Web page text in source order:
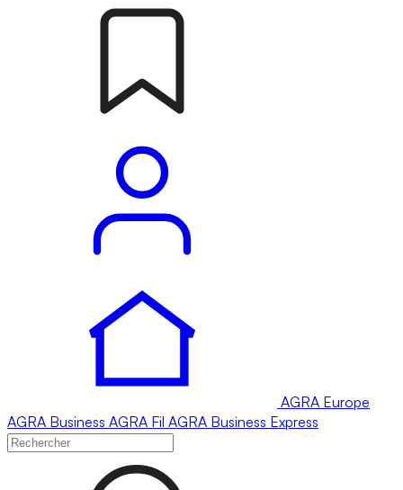
AGRA Europe
AGRA Business AGRA Fil AGRA Business Express